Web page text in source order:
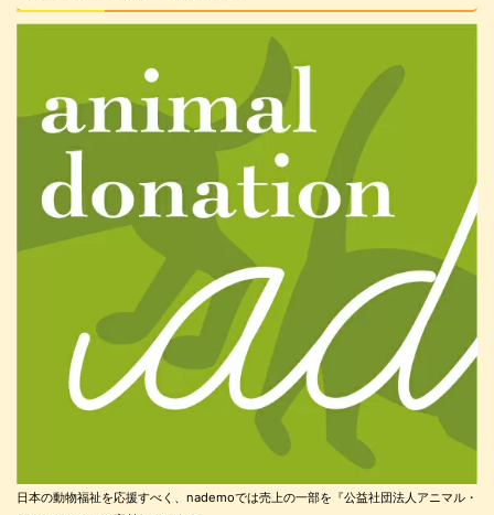
日本の動物福祉を応援すべく、nademoでは売上の一部を『公益社団法人アニマル・